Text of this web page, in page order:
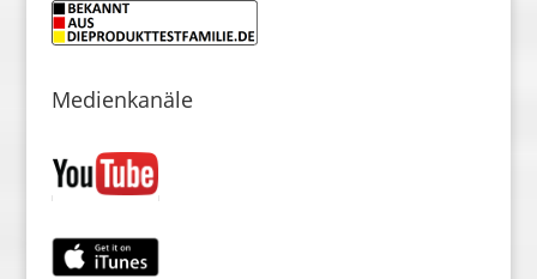
Medienkanäle